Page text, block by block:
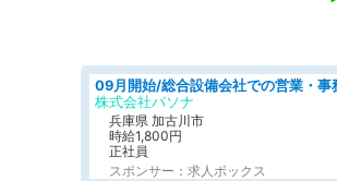
株式会社パソナ
兵庫県 加古川市
時給1,800円
正社員
スポンサー：求人ボックス